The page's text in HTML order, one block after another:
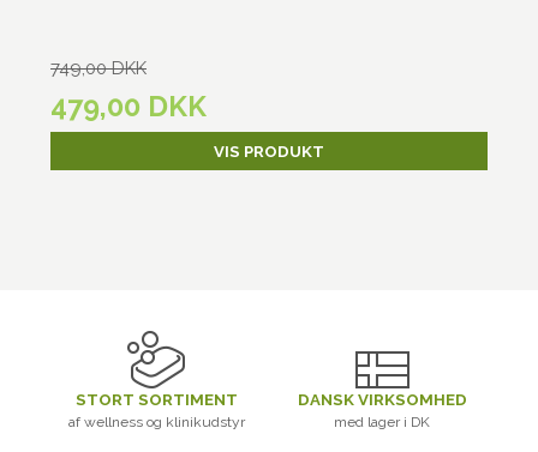
749,00 DKK
479,00 DKK
VIS PRODUKT
STORT SORTIMENT
af wellness og klinikudstyr
DANSK VIRKSOMHED
med lager i DK